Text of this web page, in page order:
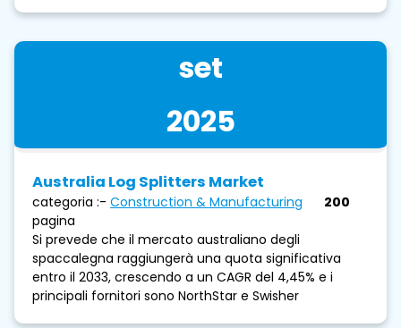
set
2025
Australia Log Splitters Market
categoria :- Construction & Manufacturing
200
pagina
Si prevede che il mercato australiano degli
spaccalegna raggiungerà una quota significativa
entro il 2033, crescendo a un CAGR del 4,45% e i
principali fornitori sono NorthStar e Swisher